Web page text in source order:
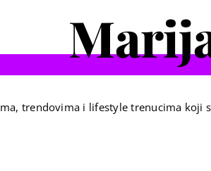
trendovima i lifestyle trenucima koji